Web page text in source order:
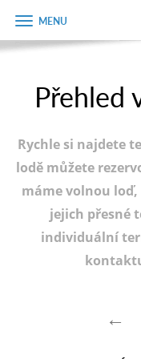
Úvodní strana
Plán plavby
Tipy na výlet
Fotogalerie
Zobrazit
menu
Přehled
Rychle si najdete
lodě můžete
máme volnou
jejich přesné
individuální
←
Objednávka
dárkového
Jméno
Telefon
E-mail